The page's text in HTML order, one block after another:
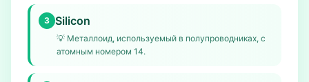
3 Silicon
💡 Металлоид, используемый в полупроводниках, с
атомным номером 14.